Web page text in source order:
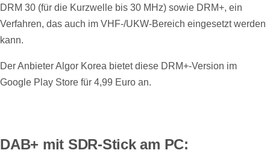
DRM 30 (für die Kurzwelle bis 30 MHz) sowie DRM+, ein
Verfahren, das auch im VHF-/UKW-Bereich eingesetzt werden
kann.
Der Anbieter Algor Korea bietet diese DRM+-Version im
Google Play Store für 4,99 Euro an.
DAB+ mit SDR-Stick am PC: